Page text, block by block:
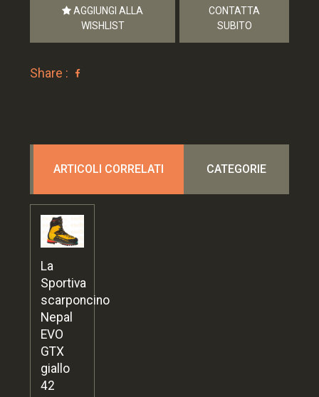
AGGIUNGI ALLA
WISHLIST
CONTATTA
SUBITO
Share :
ARTICOLI CORRELATI CATEGORIE
La
Sportiva
scarponcino
Nepal
EVO
GTX
giallo
42